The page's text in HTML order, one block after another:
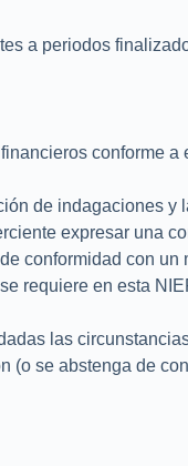
a periodos
conforme a
de indagaciones
expresar una
conformidad con
requiere en esta
las
se abstenga de